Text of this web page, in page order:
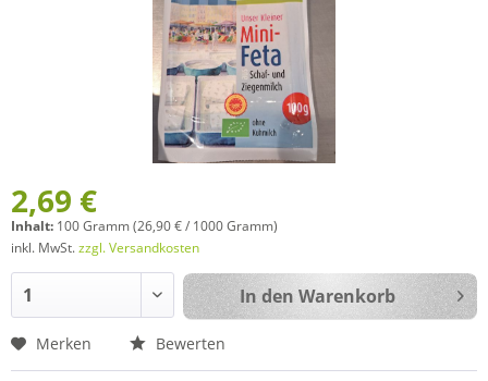
2,69 €
Inhalt: 100 Gramm (26,90 € / 1000 Gramm)
inkl. MwSt.zzgl. Versandkosten
In den Warenkorb
Merken Bewerten